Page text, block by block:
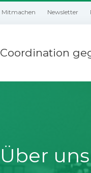
Mitmachen Newsletter
Coordination
Über uns